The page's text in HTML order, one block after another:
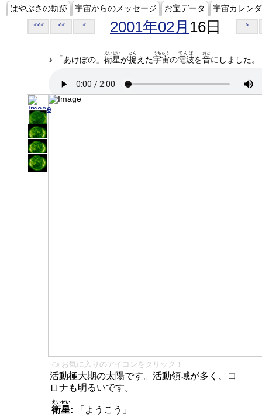
はやぶさの軌跡 宇宙からのメッセージ お宝データ 宇宙カレン
<<< << < 2001年02月 16日 >
♪ 「あけぼの」 衛星
えいせい
が捉
とら
えた宇宙
うちゅう
の電波
でんぱ
を音
おと
にしました。
👈 お気に入りのアイコンをクリック！
活動極大期の太陽です。活動領域が多く、コ
ロナも明るいです。
衛星
えいせい
:
「ようこう」